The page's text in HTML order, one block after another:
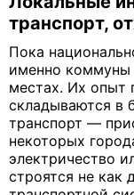
транспорт,
Пока
именно коммуны
местах. Их опыт
складываются в
транспорт —
некоторых
электричество
строятся не как